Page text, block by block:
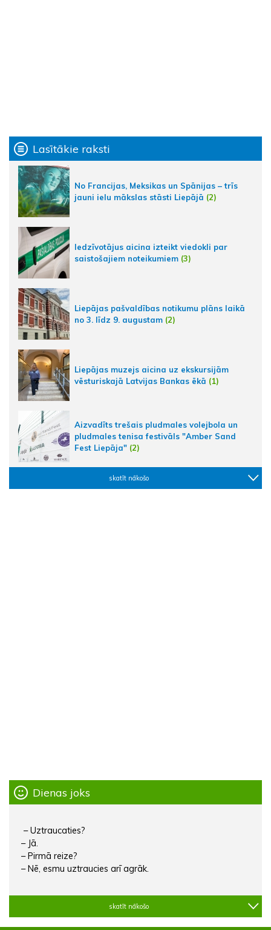
Lasītākie raksti
No Francijas, Meksikas un Spānijas – trīs
jauni ielu mākslas stāsti Liepājā (2)
Iedzīvotājus aicina izteikt viedokli par
saistošajiem noteikumiem (3)
Liepājas pašvaldības notikumu plāns laikā
no 3. līdz 9. augustam (2)
Liepājas muzejs aicina uz ekskursijām
vēsturiskajā Latvijas Bankas ēkā (1)
Aizvadīts trešais pludmales volejbola un
pludmales tenisa festivāls "Amber Sand
Fest Liepāja" (2)
skatīt nākošo
Dienas joks
– Uztraucaties?
– Jā.
– Pirmā reize?
– Nē, esmu uztraucies arī agrāk.
skatīt nākošo